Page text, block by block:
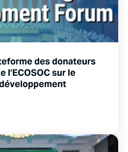
des donateurs
l’ECOSOC sur le